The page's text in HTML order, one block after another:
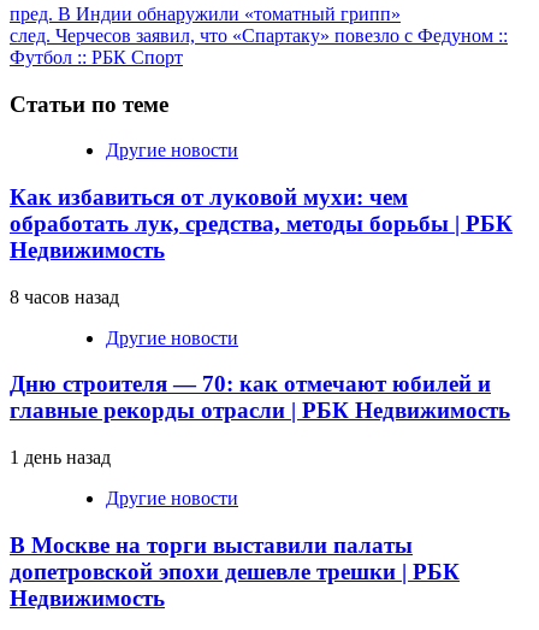
Продолжить
чтение
пред. В Индии обнаружили «томатный грипп»
след. Черчесов заявил, что «Спартаку» повезло с Федуном ::
Футбол :: РБК Спорт
Статьи по теме
Другие новости
Как избавиться от луковой мухи: чем
обработать лук, средства, методы борьбы | РБК
Недвижимость
8 часов назад
Другие новости
Дню строителя — 70: как отмечают юбилей и
главные рекорды отрасли | РБК Недвижимость
1 день назад
Другие новости
В Москве на торги выставили палаты
допетровской эпохи дешевле трешки | РБК
Недвижимость